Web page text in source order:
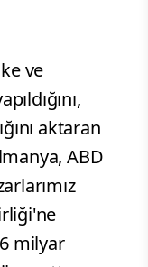
ve
aktaran
ABD
milyar